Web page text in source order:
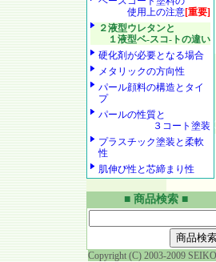
使用上の注意[重要]
２液型ウレタンと
１液型ベ-スコ-トの違い
硬化剤が必要となる場合
メタリックの方向性
パール顔料の構造とタイ
プ
パールの性質と
３コート塗装
プラスチック塗装と柔軟
性
肌伸び性と芯締まり性
■ 商品検索 ■
Copyright (C) 2003-2009